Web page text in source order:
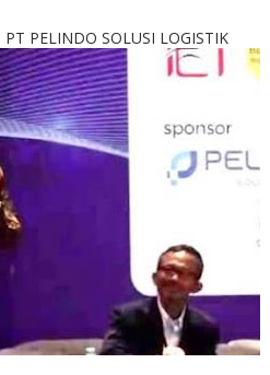
PELINDO SOLUSI LOGISTIK